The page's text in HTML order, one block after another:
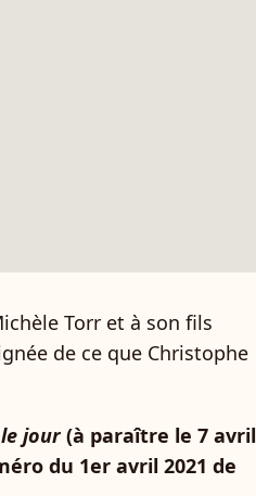
Torr et à son fils
de ce que Christophe
jour(à paraître le 7 avril
du 1er avril 2021 de